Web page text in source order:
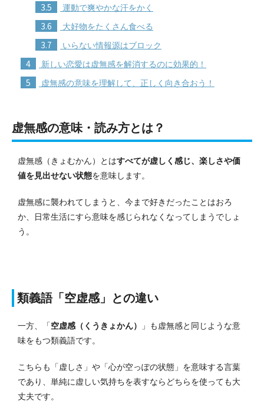
3.5 運動で爽やかな汗をかく
3.6 大好物をたくさん食べる
3.7 いらない情報源はブロック
4 新しい恋愛は虚無感を解消するのに効果的！
5 虚無感の意味を理解して、正しく向き合おう！
虚無感の意味・読み方とは？
虚無感（きょむかん）とはすべてが虚しく感じ、楽しさや価
値を見出せない状態を意味します。
虚無感に襲われてしまうと、今まで好きだったことはおろ
か、日常生活にすら意味を感じられなくなってしまうでしょ
う。
類義語「空虚感」との違い
一方、「空虚感（くうきょかん）
」も虚無感と同じような意
味をもつ類義語です。
こちらも「虚しさ」や「心が空っぽの状態」を意味する言葉
であり、単純に虚しい気持ちを表すならどちらを使っても大
丈夫です。